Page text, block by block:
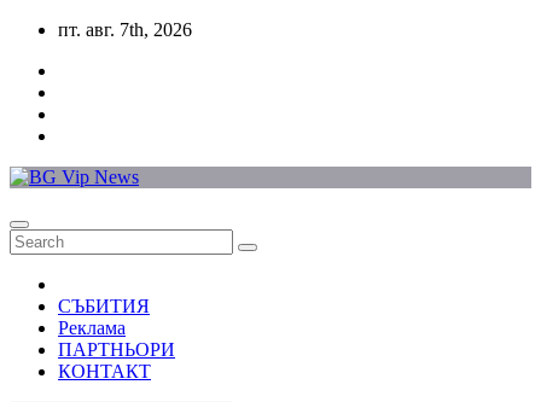
Skip
content
пт. авг. 7th, 2026
СЪБИТИЯ
Реклама
ПАРТНЬОРИ
КОНТАКТ